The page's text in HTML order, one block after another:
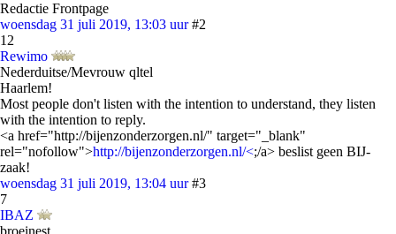
Redactie Frontpage
woensdag 31 juli 2019, 13:03 uur #2
12
Rewimo
Nederduitse/Mevrouw qltel
Haarlem!
Most people don't listen with the intention to understand, they listen
with the intention to reply.
<a href="http://bijenzonderzorgen.nl/" target="_blank"
rel="nofollow">http://bijenzonderzorgen.nl/<;/a> beslist geen BIJ-
zaak!
woensdag 31 juli 2019, 13:04 uur #3
7
IBAZ
broeinest